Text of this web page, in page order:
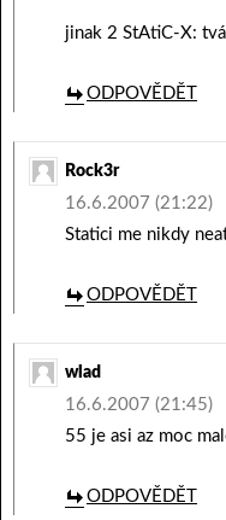
jinak 2 StAtiC-X:
ODPOVĚDĚT
Rock3r
16.6.2007 (21:22)
Statici me nikdy
ODPOVĚDĚT
wlad
16.6.2007 (21:45)
55 je asi az moc
ODPOVĚDĚT